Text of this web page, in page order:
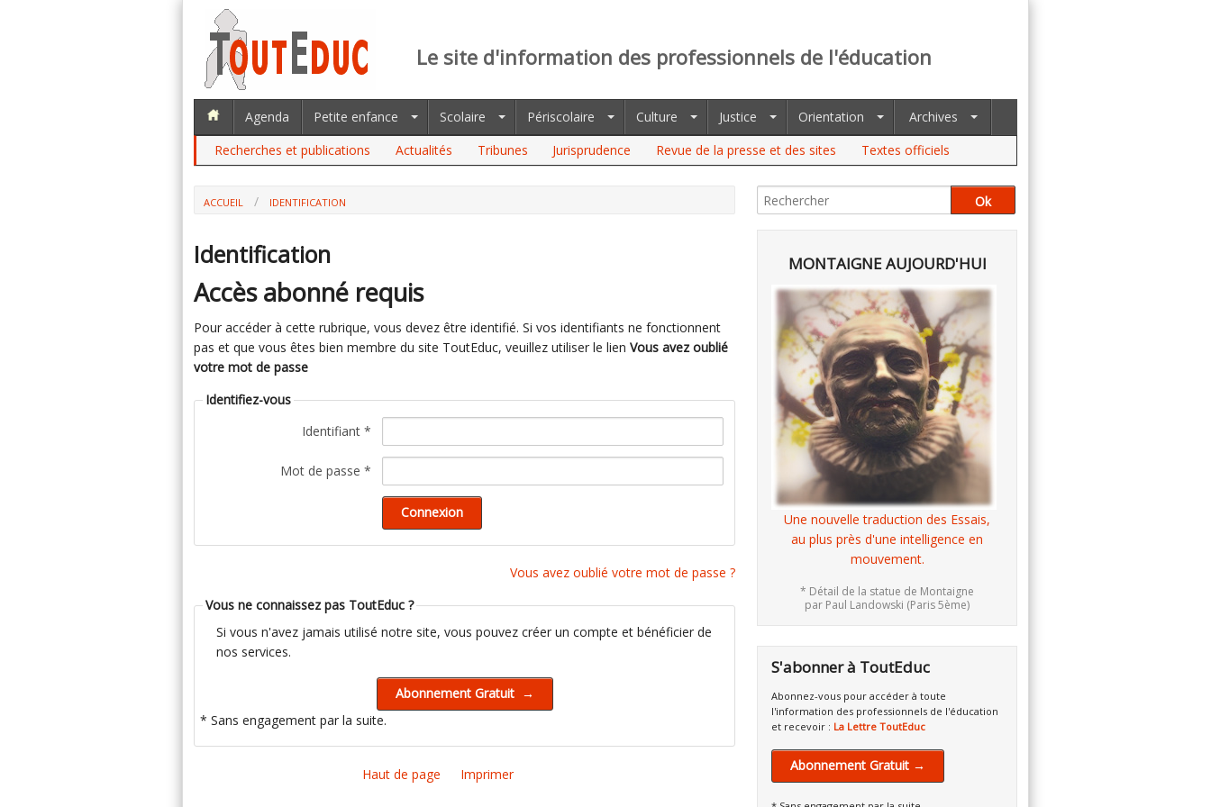
Le site d'information des professionnels de l'éducation
Agenda Petite enfance Scolaire Périscolaire Culture Justice Orientation
Archives
Recherches et publications
Actualités Tribunes Jurisprudence Revue de la presse et des sites Textes officiels
ACCUEIL IDENTIFICATION
Identification
Accès abonné requis
Pour accéder à cette rubrique, vous devez être identifié. Si vos identifiants ne fonctionnent
pas et que vous êtes bien membre du site ToutEduc, veuillez utiliser le lien Vous avez oublié
votre mot de passe
Identifiez-vous
Identifiant *
Mot de passe *
Vous avez oublié votre mot de passe ?
Vous ne connaissez pas ToutEduc ?
Si vous n'avez jamais utilisé notre site, vous pouvez créer un compte et bénéficier de
nos services.
* Sans engagement par la suite.
Haut de page Imprimer
MONTAIGNE AUJOURD'HUI
Une nouvelle traduction des Essais,
au plus près d'une intelligence en
mouvement.
* Détail de la statue de Montaigne
par Paul Landowski (Paris 5ème)
S'abonner à ToutEduc
Abonnez-vous pour accéder à toute
l'information des professionnels de l'éducation
et recevoir : La Lettre ToutEduc
Abonnement Gratuit →